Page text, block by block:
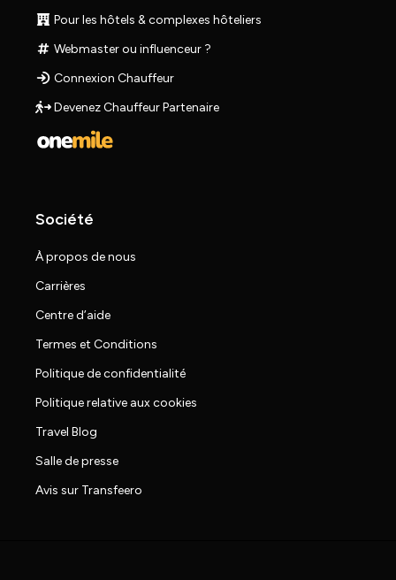
Pour les hôtels & complexes hôteliers
Webmaster ou influenceur ?
Connexion Chauffeur
Devenez Chauffeur Partenaire
Société
À propos de nous
Carrières
Centre d’aide
Termes et Conditions
Politique de confidentialité
Politique relative aux cookies
Travel Blog
Salle de presse
Avis sur Transfeero